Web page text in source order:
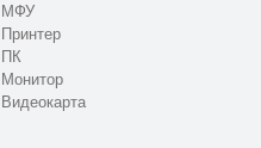
МФУ
Принтер
ПК
Монитор
Видеокарта